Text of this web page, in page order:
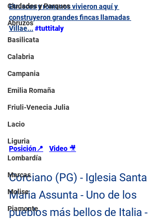
Ciudades y Parques
Abruzos
Basilicata
Calabria
Campania
Emilia Romaña
Friuli-Venecia Julia
Lacio
Liguria
Lombardía
Marcas
Molise
Piamonte
Etruscos y romanos vivieron aquí y
construyeron grandes fincas llamadas
Villae... #tuttitaly
Posición📍 Video 🎥
Corciano (PG) - Iglesia Santa
Maria Assunta - Uno de los
pueblos más bellos de Italia -